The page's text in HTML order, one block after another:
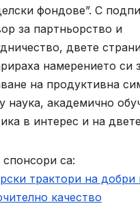
фондове”. С
за партньорство и
двете
намерението си
на продуктивна
наука, академично
в интерес и на
са:
трактори на
качество